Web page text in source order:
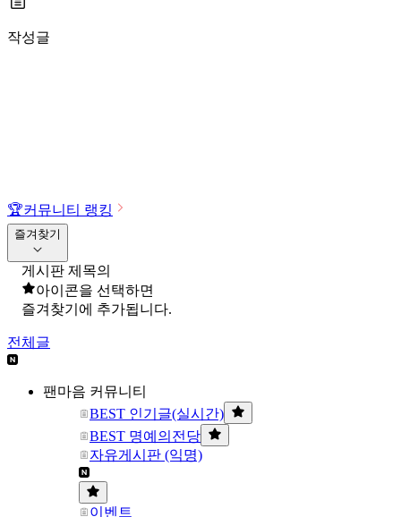
작성글
🏆커뮤니티 랭킹
즐겨찾기
게시판 제목의
아이콘을 선택하면
즐겨찾기에 추가됩니다.
전체글
팬마음 커뮤니티
BEST 인기글(실시간)
BEST 명예의전당
자유게시판 (익명)
이벤트